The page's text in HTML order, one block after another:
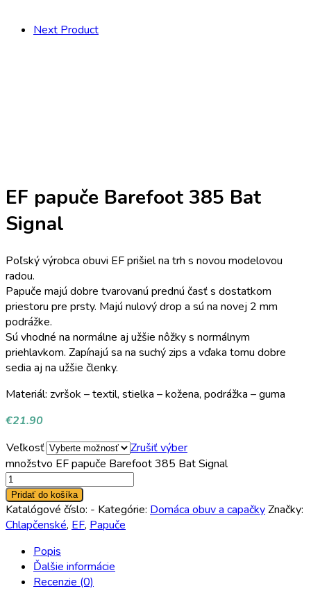
Next Product
EF papuče Barefoot 385 Bat
Signal
Poľský výrobca obuvi EF prišiel na trh s novou modelovou
radou.
Papuče majú dobre tvarovanú prednú časť s dostatkom
priestoru pre prsty. Majú nulový drop a sú na novej 2 mm
podrážke.
Sú vhodné na normálne aj užšie nôžky s normálnym
priehlavkom. Zapínajú sa na suchý zips a vďaka tomu dobre
sedia aj na užšie členky.
Materiál: zvršok – textil, stielka – kožena, podrážka – guma
€21.90
Veľkosť
Zrušiť výber
množstvo EF papuče Barefoot 385 Bat Signal
Pridať do košíka
Katalógové číslo: - Kategórie: Domáca obuv a capačkyZnačky:
Chlapčenské, EF, Papuče
Popis
Ďalšie informácie
Recenzie (0)